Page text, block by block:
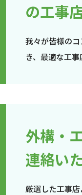
の工事
我々が皆様の
き、最適な工事
外構・
連絡い
厳選した工事